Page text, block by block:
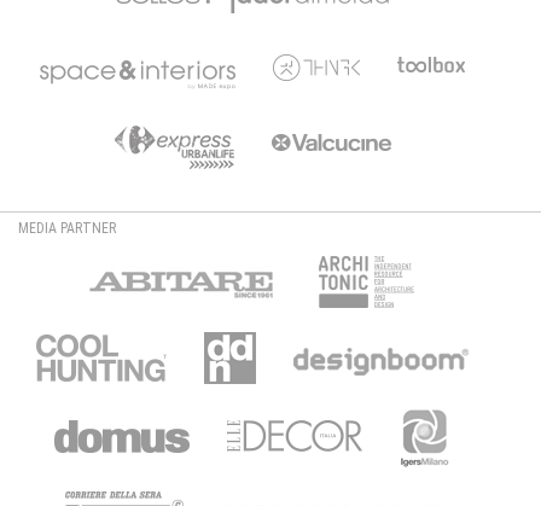
MEDIA PARTNER